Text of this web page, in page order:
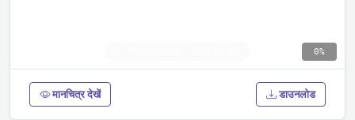
0%
मानचित्र देखें डाउनलोड